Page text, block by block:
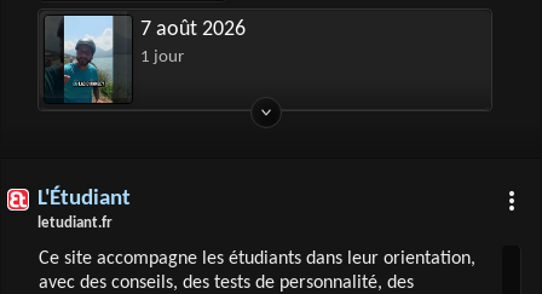
7 août 2026
1 jour
L'Étudiant
letudiant.fr
Ce site accompagne les étudiants dans leur orientation,
avec des conseils, des tests de personnalité, des